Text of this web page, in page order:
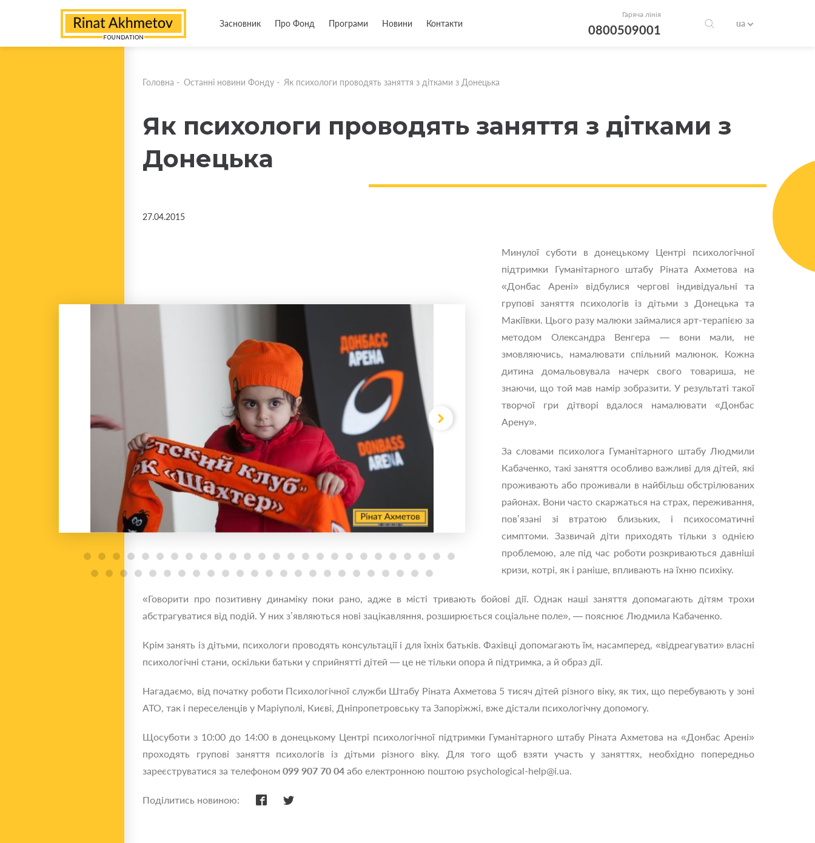
Засновник Про Фонд Програми Новини Контакти
Гаряча лінія
0800509001 ua
Головна - Останні новини Фонду - Як психологи проводять заняття з дітками з Донецька
Як психологи проводять заняття з дітками з
Донецька
27.04.2015
Минулої суботи в донецькому Центрі психологічної
підтримки Гуманітарного штабу Ріната Ахметова на
«Донбас Арені» відбулися чергові індивідуальні та
групові заняття психологів із дітьми з Донецька та
Макіївки. Цього разу малюки займалися арт-терапією за
методом Олександра Венгера — вони мали, не
змовляючись, намалювати спільний малюнок. Кожна
дитина домальовувала начерк свого товариша, не
знаючи, що той мав намір зобразити. У результаті такої
творчої гри дітворі вдалося намалювати «Донбас
Арену».
За словами психолога Гуманітарного штабу Людмили
Кабаченко, такі заняття особливо важливі для дітей, які
проживають або проживали в найбільш обстрілюваних
районах. Вони часто скаржаться на страх, переживання,
пов’язані зі втратою близьких, і психосоматичні
симптоми. Зазвичай діти приходять тільки з однією
проблемою, але під час роботи розкриваються давніші
кризи, котрі, як і раніше, впливають на їхню психіку.
«Говорити про позитивну динаміку поки рано, адже в місті тривають бойові дії. Однак наші заняття допомагають дітям трохи
абстрагуватися від подій. У них з’являються нові зацікавляння, розширюється соціальне поле», — пояснює Людмила Кабаченко.
Крім занять із дітьми, психологи проводять консультації і для їхніх батьків. Фахівці допомагають їм, насамперед, «відреагувати» власні
психологічні стани, оскільки батьки у сприйнятті дітей — це не тільки опора й підтримка, а й образ дії.
Нагадаємо, від початку роботи Психологічної служби Штабу Ріната Ахметова 5 тисяч дітей різного віку, як тих, що перебувають у зоні
АТО, так і переселенців у Маріуполі, Києві, Дніпропетровську та Запоріжжі, вже дістали психологічну допомогу.
Щосуботи з 10:00 до 14:00 в донецькому Центрі психологічної підтримки Гуманітарного штабу Ріната Ахметова на «Донбас Арені»
проходять групові заняття психологів із дітьми різного віку. Для того щоб взяти участь у заняттях, необхідно попередньо
зареєструватися за телефоном 099 907 70 04 або електронною поштою psychological-help@i.ua.
Поділитись новиною: